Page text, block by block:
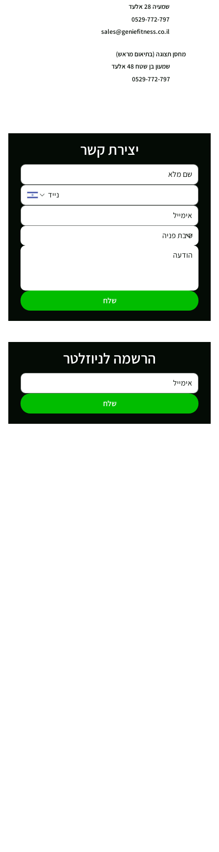
שמעיה 28 אלעד
0529-772-797
sales@geniefitness.co.il
מחסן תצוגה (בתיאום מראש)
שמעון בן שטח 48 אלעד
0529-772-797
יצירת קשר
שלח
הרשמה לניוזלטר
שלח